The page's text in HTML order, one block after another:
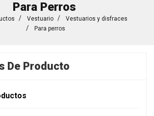
Para Perros
Vestuario
Vestuarios y disfraces
Para perros
De Producto